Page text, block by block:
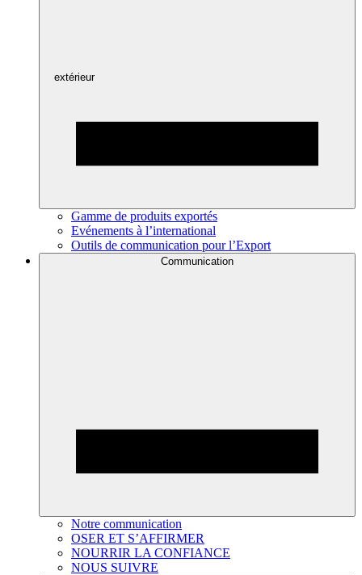
extérieur
Gamme de produits exportés
Evénements à l’international
Outils de communication pour l’Export
Communication
Notre communication
OSER ET S’AFFIRMER
NOURRIR LA CONFIANCE
NOUS SUIVRE